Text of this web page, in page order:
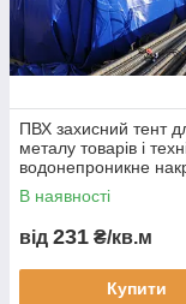
ПВХ захисний тент
металу товарів і
водонепроникне
для бізнесу
зберігання
В наявності
від 231 ₴/кв.м
Купити